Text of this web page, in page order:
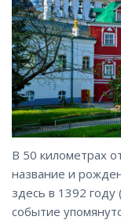
В 50 километрах
название и
здесь в 1392
событие